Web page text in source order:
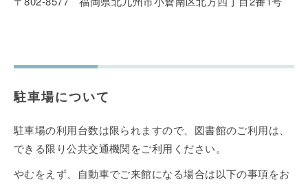
駐車場について
駐車場の利用台数は限られますので、図書館のご利用は、
できる限り公共交通機関をご利用ください。
やむをえず、自動車でご来館になる場合は以下の事項をお